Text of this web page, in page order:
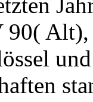
90( Alt),